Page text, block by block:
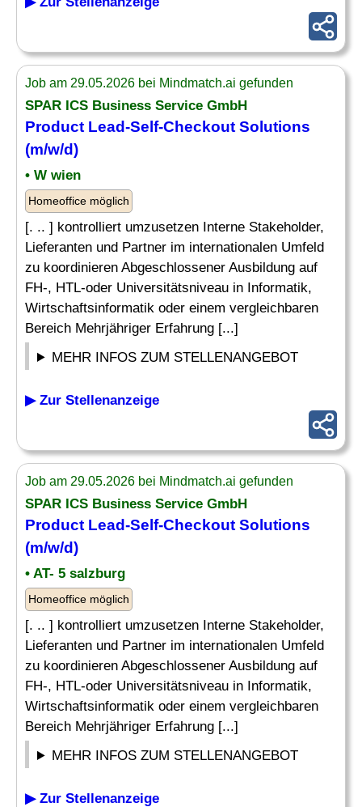
Job am 29.05.2026 bei Mindmatch.ai gefunden
SPAR ICS Business Service GmbH
Product Lead-Self-Checkout Solutions
(m/w/d)
• W wien
Homeoffice möglich
[. .. ] kontrolliert umzusetzen Interne Stakeholder,
Lieferanten und Partner im internationalen Umfeld
zu koordinieren Abgeschlossener Ausbildung auf
FH-, HTL-oder Universitätsniveau in Informatik,
Wirtschaftsinformatik oder einem vergleichbaren
Bereich Mehrjähriger Erfahrung [...]
MEHR INFOS ZUM STELLENANGEBOT
▶ Zur Stellenanzeige
Job am 29.05.2026 bei Mindmatch.ai gefunden
SPAR ICS Business Service GmbH
Product Lead-Self-Checkout Solutions
(m/w/d)
• AT- 5 salzburg
Homeoffice möglich
[. .. ] kontrolliert umzusetzen Interne Stakeholder,
Lieferanten und Partner im internationalen Umfeld
zu koordinieren Abgeschlossener Ausbildung auf
FH-, HTL-oder Universitätsniveau in Informatik,
Wirtschaftsinformatik oder einem vergleichbaren
Bereich Mehrjähriger Erfahrung [...]
MEHR INFOS ZUM STELLENANGEBOT
▶ Zur Stellenanzeige